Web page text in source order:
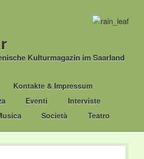
Kulturmagazin im Saarland
Kontakte & Impressum
Eventi
Interviste
Società Teatro